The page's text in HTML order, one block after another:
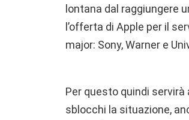
lontana dal raggiungere
l’offerta di Apple per il
major: Sony, Warner e
Per questo quindi
sblocchi la situazione,